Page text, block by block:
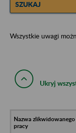
SZUKAJ
Wszystkie uwagi
Ukryj